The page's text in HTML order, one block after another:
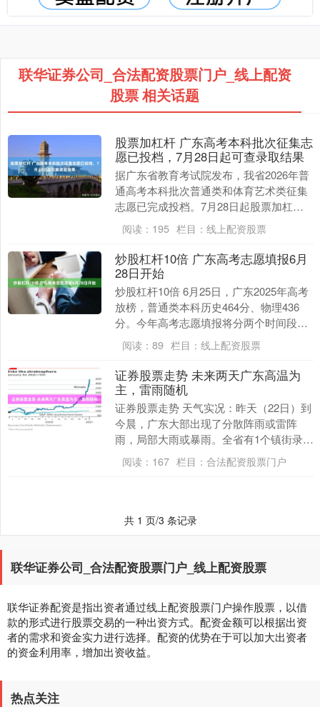
联华证券公司_合法配资股票门户_线上配资
股票 相关话题
股票加杠杆 广东高考本科批次征集志
愿已投档，7月28日起可查录取结果
据广东省教育考试院发布，我省2026年普
通高考本科批次普通类和体育艺术类征集
志愿已完成投档。7月28日起股票加杠
杆，考生可陆续查询到本科批次征集志愿
录取结果。 ....
阅读： 195 栏目： 线上配资股票
炒股杠杆10倍 广东高考志愿填报6月
28日开始
炒股杠杆10倍 6月25日，广东2025年高考
放榜，普通类本科历史464分、物理436
分。今年高考志愿填报将分两个时间段进
行，从6月28日开始进行。 广东省教育....
阅读： 89 栏目： 线上配资股票
证券股票走势 未来两天广东高温为
主，雷雨随机
证券股票走势 天气实况：昨天（22日）到
今晨，广东大部出现了分散阵雨或雷阵
雨，局部大雨或暴雨。全省有1个镇街录得
超过50毫米的暴雨，有75个镇街录得25毫
米～5....
阅读： 167 栏目： 合法配资股票门户
共 1 页/3 条记录
联华证券公司_合法配资股票门户_线上配资股票
联华证券配资是指出资者通过线上配资股票门户操作股票，以借
款的形式进行股票交易的一种出资方式。配资金额可以根据出资
者的需求和资金实力进行选择。配资的优势在于可以加大出资者
的资金利用率，增加出资收益。
热点关注